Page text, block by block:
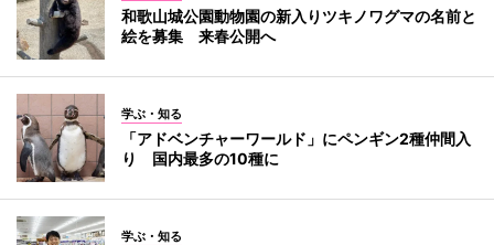
和歌山城公園動物園の新入りツキノワグマの名前と
絵を募集 来春公開へ
学ぶ・知る
「アドベンチャーワールド」にペンギン2種仲間入
り 国内最多の10種に
学ぶ・知る